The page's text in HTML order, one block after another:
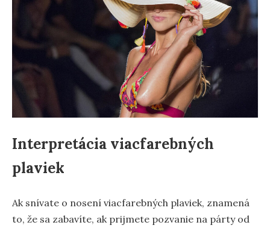
Interpretácia viacfarebných
plaviek
Ak snívate o nosení viacfarebných plaviek, znamená
to, že sa zabavíte, ak prijmete pozvanie na párty od